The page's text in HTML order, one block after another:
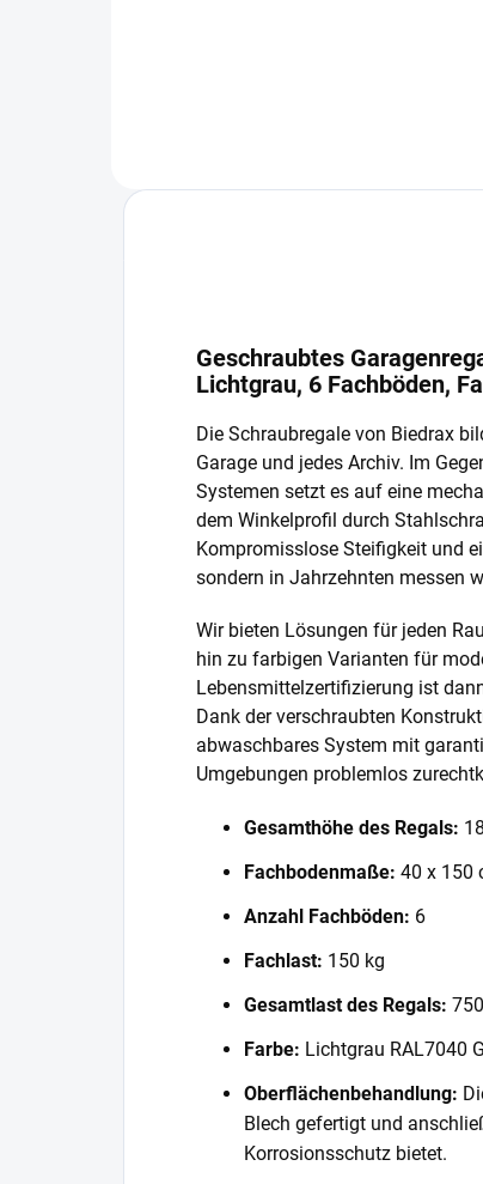
Geschraubtes
Lichtgrau, 6 Fachböden,
Die Schraubregale von Biedrax
Garage und jedes Archiv. Im
Systemen setzt es auf eine
dem Winkelprofil durch
Kompromisslose Steifigkeit und
sondern in Jahrzehnten messen
Wir bieten Lösungen für jeden
hin zu farbigen Varianten für
Lebensmittelzertifizierung ist
Dank der verschraubten
abwaschbares System mit
Umgebungen problemlos
Gesamthöhe des Regals:
Fachbodenmaße: 40 x 150
Anzahl Fachböden: 6
Fachlast: 150 kg
Gesamtlast des Regals:
Farbe: Lichtgrau RAL7040
Oberflächenbehandlung:
Blech gefertigt und
Korrosionsschutz bietet.